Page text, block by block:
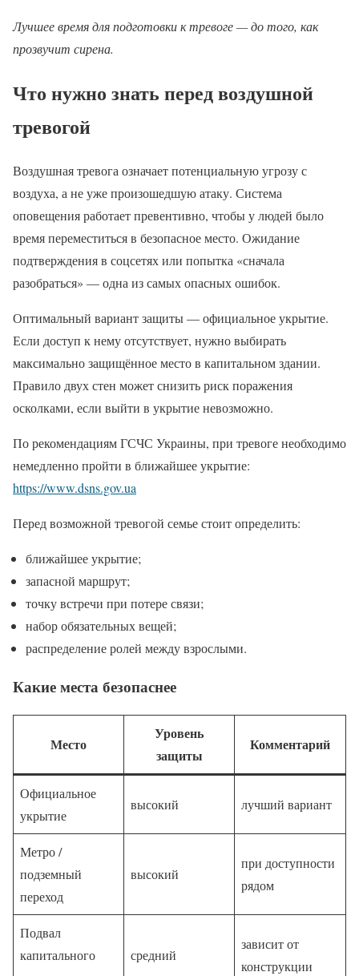
Лучшее время для подготовки к тревоге — до того, как
прозвучит сирена.
Что нужно знать перед воздушной
тревогой
Воздушная тревога означает потенциальную угрозу с
воздуха, а не уже произошедшую атаку. Система
оповещения работает превентивно, чтобы у людей было
время переместиться в безопасное место. Ожидание
подтверждения в соцсетях или попытка «сначала
разобраться» — одна из самых опасных ошибок.
Оптимальный вариант защиты — официальное укрытие.
Если доступ к нему отсутствует, нужно выбирать
максимально защищённое место в капитальном здании.
Правило двух стен может снизить риск поражения
осколками, если выйти в укрытие невозможно.
По рекомендациям ГСЧС Украины, при тревоге необходимо
немедленно пройти в ближайшее укрытие:
https://www.dsns.gov.ua
Перед возможной тревогой семье стоит определить:
ближайшее укрытие;
запасной маршрут;
точку встречи при потере связи;
набор обязательных вещей;
распределение ролей между взрослыми.
Какие места безопаснее
Место
Уровень
защиты
Комментарий
Официальное
укрытие
высокий лучший вариант
Метро /
подземный
переход
высокий
при доступности
рядом
Подвал
капитального
средний
зависит от
конструкции